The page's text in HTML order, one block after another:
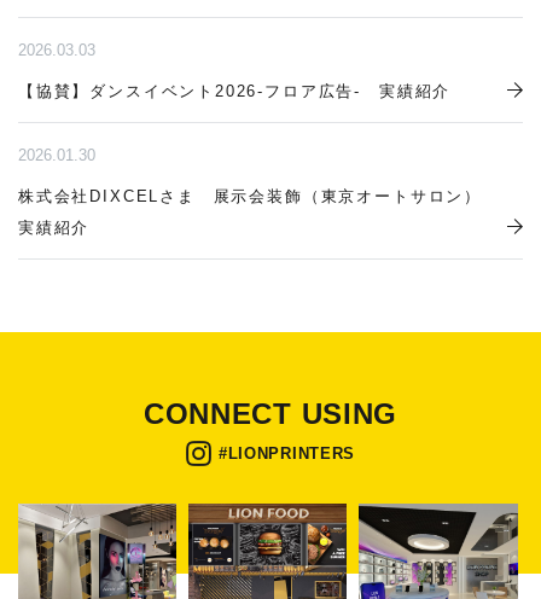
2026.03.03
【協賛】ダンスイベント2026-フロア広告- 実績紹介
2026.01.30
株式会社DIXCELさま 展示会装飾（東京オートサロン）
実績紹介
CONNECT USING
#LIONPRINTERS